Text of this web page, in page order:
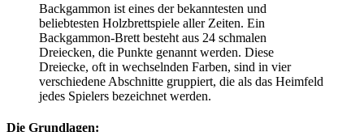
Backgammon ist eines der bekanntesten und
beliebtesten Holzbrettspiele aller Zeiten. Ein
Backgammon-Brett besteht aus 24 schmalen
Dreiecken, die Punkte genannt werden. Diese
Dreiecke, oft in wechselnden Farben, sind in vier
verschiedene Abschnitte gruppiert, die als das Heimfeld
jedes Spielers bezeichnet werden.
Die Grundlagen: